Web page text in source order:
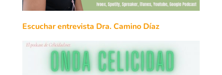
Escuchar entrevista Dra. Camino Díaz